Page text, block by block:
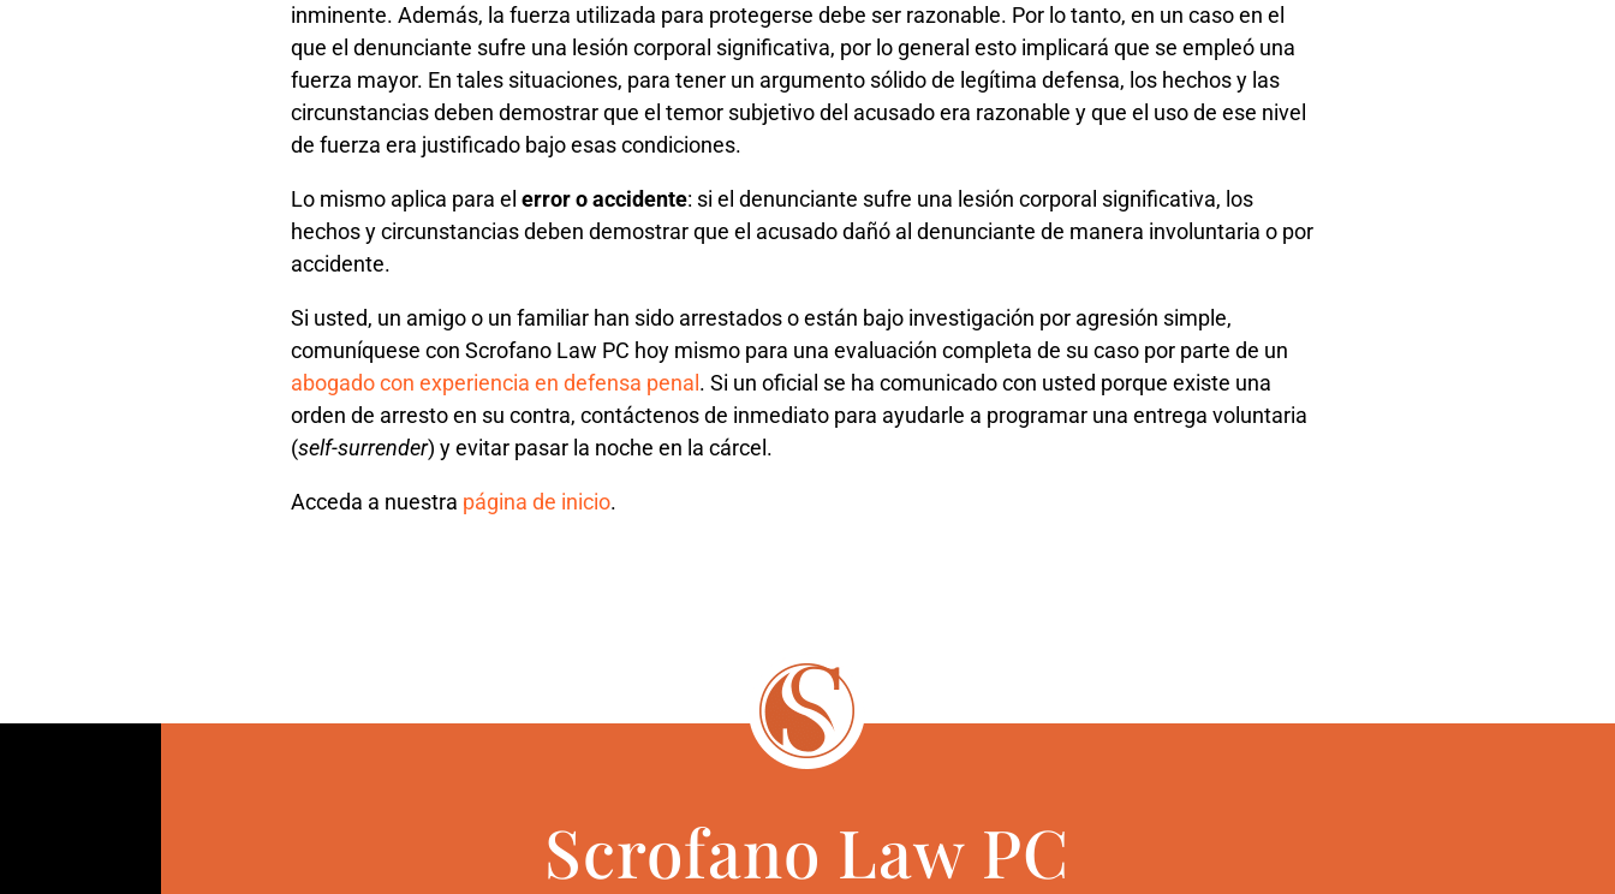
inminente. Además, la fuerza utilizada para protegerse debe ser razonable. Por lo tanto, en un caso en el
que el denunciante sufre una lesión corporal significativa, por lo general esto implicará que se empleó una
fuerza mayor. En tales situaciones, para tener un argumento sólido de legítima defensa, los hechos y las
circunstancias deben demostrar que el temor subjetivo del acusado era razonable y que el uso de ese nivel
de fuerza era justificado bajo esas condiciones.
Lo mismo aplica para el error o accidente: si el denunciante sufre una lesión corporal significativa, los
hechos y circunstancias deben demostrar que el acusado dañó al denunciante de manera involuntaria o por
accidente.
Si usted, un amigo o un familiar han sido arrestados o están bajo investigación por agresión simple,
comuníquese con Scrofano Law PC hoy mismo para una evaluación completa de su caso por parte de un
abogado con experiencia en defensa penal. Si un oficial se ha comunicado con usted porque existe una
orden de arresto en su contra, contáctenos de inmediato para ayudarle a programar una entrega voluntaria
(self-surrender) y evitar pasar la noche en la cárcel.
Acceda a nuestra página de inicio.
Scrofano Law PC